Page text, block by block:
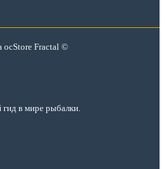
ocStore Fractal ©
в мире рыбалки.